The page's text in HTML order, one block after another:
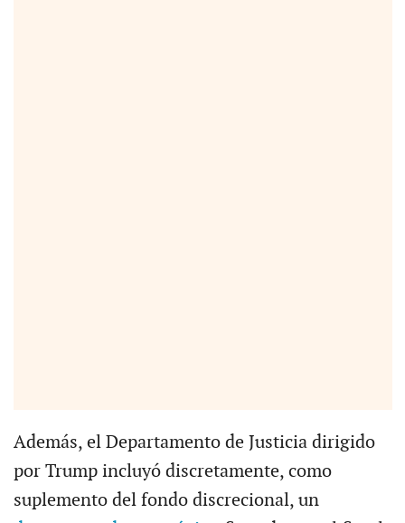
Además, el Departamento de Justicia dirigido
por Trump incluyó discretamente, como
suplemento del fondo discrecional, un